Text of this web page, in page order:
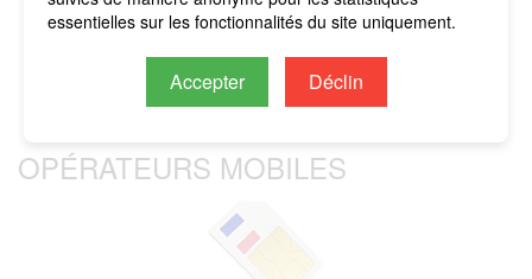
essentielles sur les fonctionnalités du site uniquement.
Accepter Déclin
seront imputés sur le crédit restant.
OPÉRATEURS MOBILES